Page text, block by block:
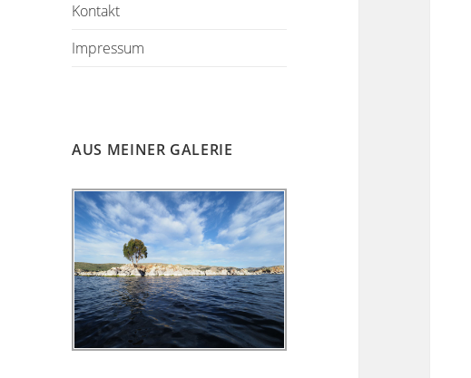
Kontakt
Impressum
AUS MEINER GALERIE